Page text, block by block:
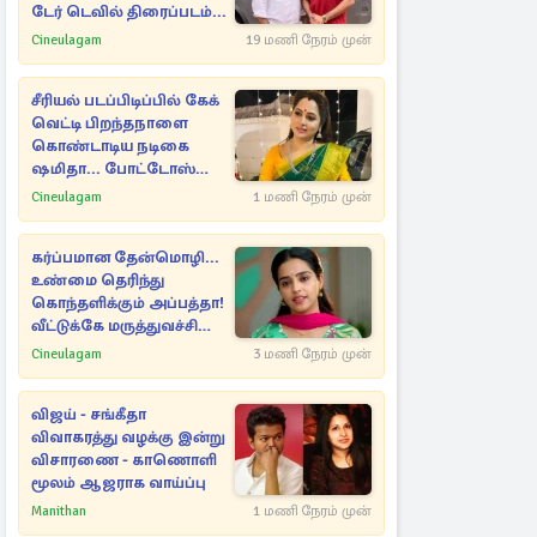
டேர் டெவில் திரைப்படம்...
Cineulagam 19 மணி நேரம் முன்
சீரியல் படப்பிடிப்பில் கேக்
வெட்டி பிறந்தநாளை
கொண்டாடிய நடிகை
ஷமிதா... போட்டோஸ்
இதோ
Cineulagam 1 மணி நேரம் முன்
கர்ப்பமான தேன்மொழி...
உண்மை தெரிந்து
கொந்தளிக்கும் அப்பத்தா!
வீட்டுக்கே மருத்துவச்சியை
வரவழைத்த அதிரடி
Cineulagam 3 மணி நேரம் முன்
விஜய் - சங்கீதா
விவாகரத்து வழக்கு இன்று
விசாரணை - காணொளி
மூலம் ஆஜராக வாய்ப்பு
Manithan 1 மணி நேரம் முன்